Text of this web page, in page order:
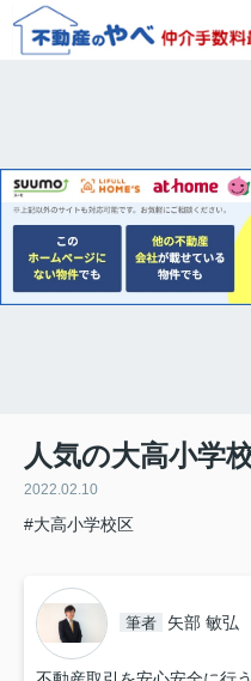
人気の大高小学
2022.02.10
#大高小学校区
筆者 矢部 敏弘